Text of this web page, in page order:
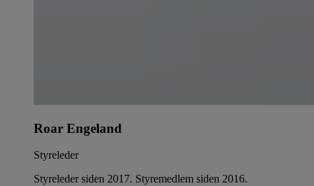
Roar Engeland
Styreleder
Styreleder siden 2017. Styremedlem siden 2016.